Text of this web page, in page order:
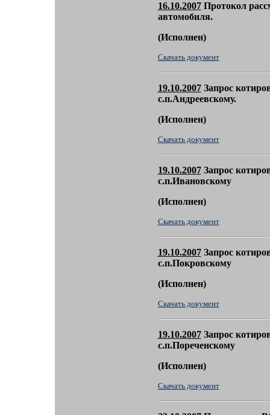
16.10.2007Протокол
автомобиля.
(Исполнен)
Скачать документ
19.10.2007Запрос
с.п.Андреевскому.
(Исполнен)
Скачать документ
19.10.2007Запрос
с.п.Ивановскому
(Исполнен)
Скачать документ
19.10.2007Запрос
с.п.Покровскому
(Исполнен)
Скачать документ
19.10.2007Запрос
с.п.Пореченскому
(Исполнен)
Скачать документ